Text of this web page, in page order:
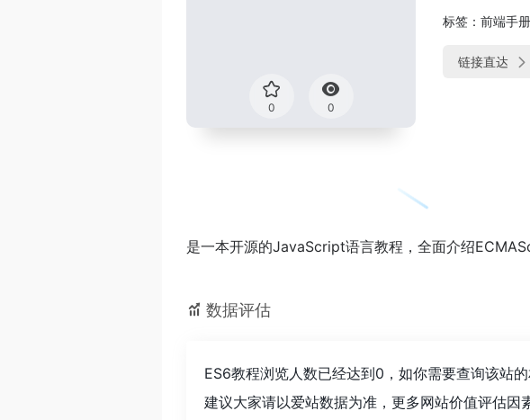
0 0
标签： 前端手册
链接直达
是一本开源的JavaScript语言教程，全面介绍
数据评估
ES6教程浏览人数已经达到0，如你需要查询该站
建议大家请以爱站数据为准，更多网站价值评估